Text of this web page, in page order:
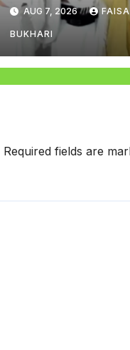
AUG 7, 2026
BUKHARI
Required fields are